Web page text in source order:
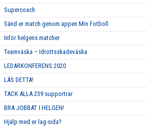
Supercoach
Sänd er match genom appen Min Fotboll
Inför helgens matcher
Teamväska – Idrottsskadeväska
LEDARKONFERENS 2020
LÄS DETTA!
TACK ALLA 239 supportrar
BRA JOBBAT I HELGEN!
Hjälp med er lag-sida?